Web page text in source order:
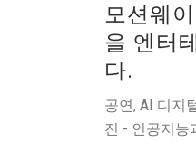
모션웨
을 엔터
다.
공연, AI 디지
진 - 인공지능